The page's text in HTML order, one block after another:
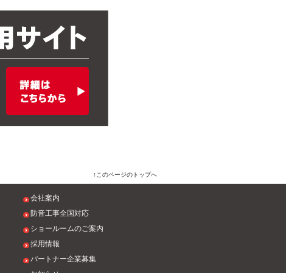
このページのトップへ
会社案内
防音工事全国対応
ショールームのご案内
採用情報
パートナー企業募集